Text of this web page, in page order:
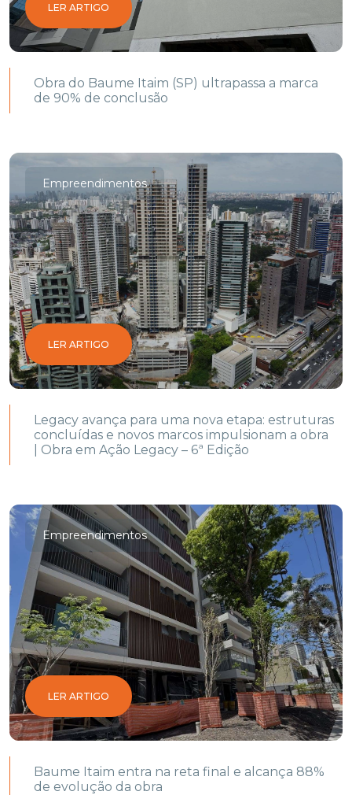
LER ARTIGO
Obra do Baume Itaim (SP) ultrapassa a marca
de 90% de conclusão
Empreendimentos
LER ARTIGO
Legacy avança para uma nova etapa: estruturas
concluídas e novos marcos impulsionam a obra
| Obra em Ação Legacy – 6ª Edição
Empreendimentos
LER ARTIGO
Baume Itaim entra na reta final e alcança 88%
de evolução da obra